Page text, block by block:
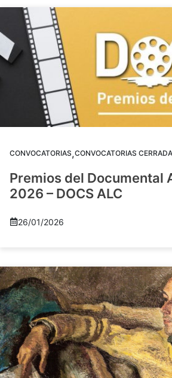
CONVOCATORIAS,CONVOCATORIAS
Premios del Documental
2026 – DOCS ALC
26/01/2026